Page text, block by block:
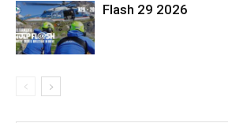
Flash 29 2026